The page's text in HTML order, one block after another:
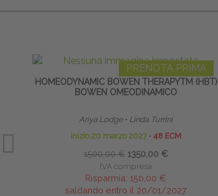
PRENOTA PRIMA
HOMEODYNAMIC BOWEN THERAPYTM (HBT)
BOWEN OMEODINAMICO
Ariya Lodge ∙ Linda Turrini
inizio 20 marzo 2027 ∙ 48 ECM
1500,00 € 1350,00 €
IVA compresa
Risparmia: 150,00 €
saldando entro il 20/01/2027